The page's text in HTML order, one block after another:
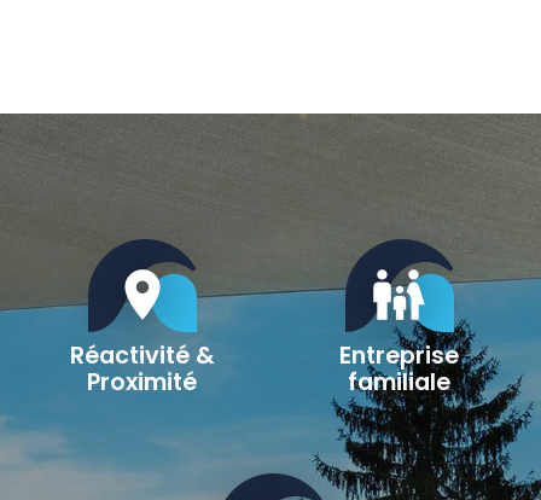
location_on
Réactivité &
Proximité
family_restroom
Entreprise
familiale